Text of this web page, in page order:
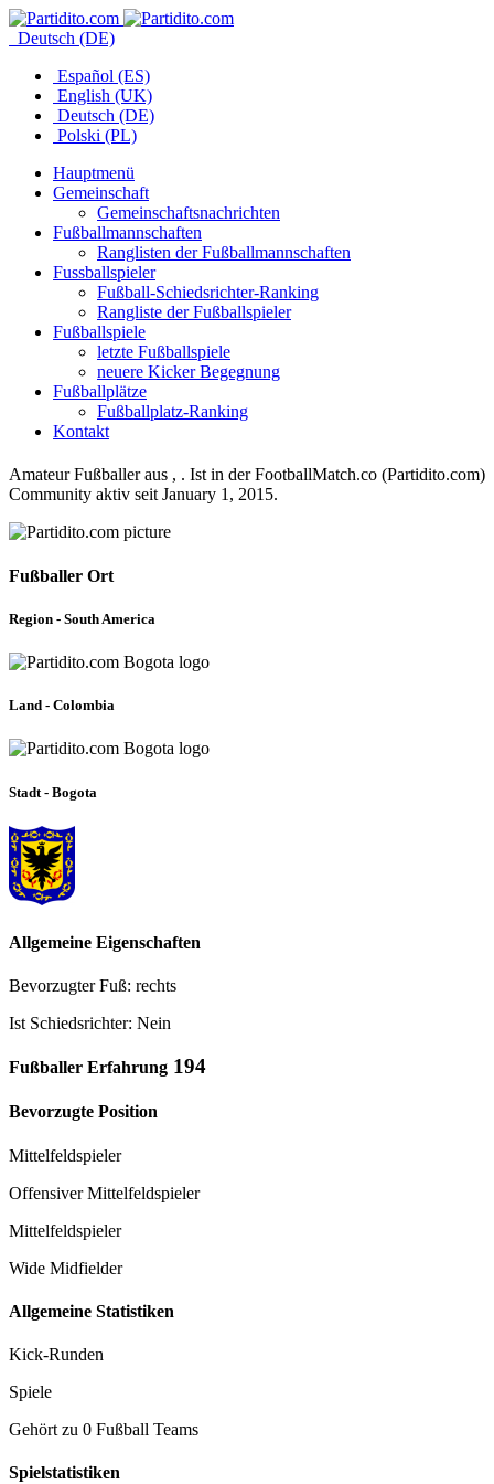
Deutsch (DE)
Español (ES)
English (UK)
Deutsch (DE)
Polski (PL)
Hauptmenü
Gemeinschaft
Gemeinschaftsnachrichten
Fußballmannschaften
Ranglisten der Fußballmannschaften
Fussballspieler
Fußball-Schiedsrichter-Ranking
Rangliste der Fußballspieler
Fußballspiele
letzte Fußballspiele
neuere Kicker Begegnung
Fußballplätze
Fußballplatz-Ranking
Kontakt
Amateur Fußballer aus , . Ist in der FootballMatch.co (Partidito.com)
Community aktiv seit January 1, 2015.
Fußballer Ort
Region - South America
Land - Colombia
Stadt - Bogota
Allgemeine Eigenschaften
Bevorzugter Fuß: rechts
Ist Schiedsrichter: Nein
Fußballer Erfahrung 194
Bevorzugte Position
Mittelfeldspieler
Offensiver Mittelfeldspieler
Mittelfeldspieler
Wide Midfielder
Allgemeine Statistiken
Kick-Runden
Spiele
Gehört zu 0 Fußball Teams
Spielstatistiken